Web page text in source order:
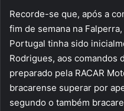
Recorde-se que, após a
fim de semana na
Portugal tinha sido
Rodrigues, aos comandos
preparado pela RACAR
bracarense superar por
segundo o também